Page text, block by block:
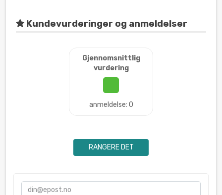
Kundevurderinger og anmeldelser
Gjennomsnittlig
vurdering
anmeldelse: 0
RANGERE DET